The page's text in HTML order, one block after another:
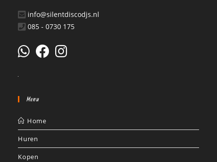
info@silentdiscodjs.nl
085 - 0730 175
Menu
Home
Huren
Kopen